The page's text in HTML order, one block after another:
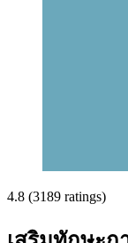
4.8 (3189 ratings)